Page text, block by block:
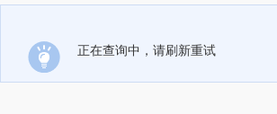
正在查询中，请刷新重试